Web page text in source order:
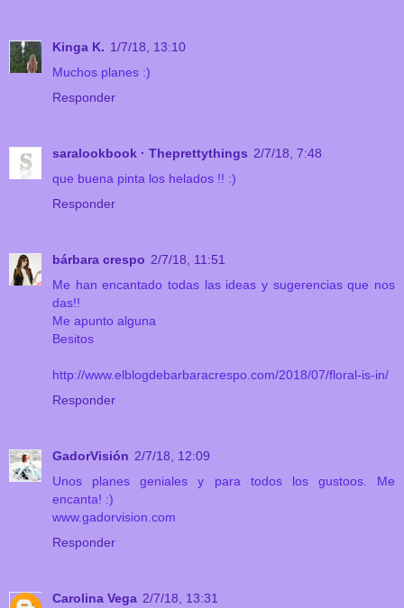
Kinga K. 1/7/18, 13:10
Muchos planes :)
Responder
saralookbook · Theprettythings 2/7/18, 7:48
que buena pinta los helados !! :)
Responder
bárbara crespo 2/7/18, 11:51
Me han encantado todas las ideas y sugerencias que nos
das!!
Me apunto alguna
Besitos
http://www.elblogdebarbaracrespo.com/2018/07/floral-is-in/
Responder
GadorVisión 2/7/18, 12:09
Unos planes geniales y para todos los gustoos. Me
encanta! :)
www.gadorvision.com
Responder
Carolina Vega 2/7/18, 13:31